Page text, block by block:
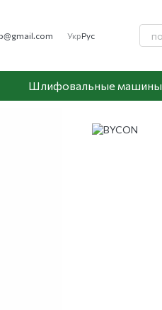
УкрРус
Шлифовальные машины